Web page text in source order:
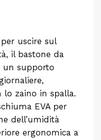
uscire sul
il bastone da
un supporto
zaino in spalla.
EVA per
dell’umidità
ergonomica a